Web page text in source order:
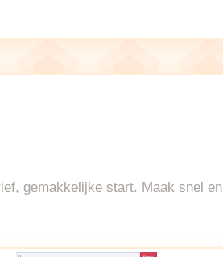
gemakkelijke start. Maak snel en